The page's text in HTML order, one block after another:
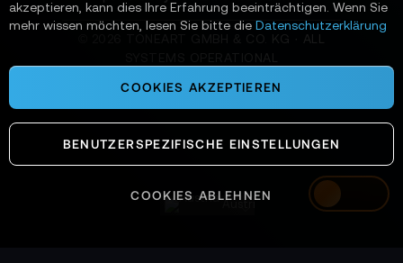
Austria
TONEART GMBH & CO. KG · ALL
akzeptieren, kann dies Ihre Erfahrung beeinträchtigen. Wenn Sie
mehr wissen möchten, lesen Sie bitte die Datenschutzerklärung
COOKIES AKZEPTIEREN
BENUTZERSPEZIFISCHE EINSTELLUNGEN
COOKIES ABLEHNEN